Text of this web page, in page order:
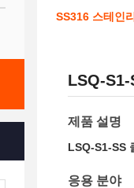
SS316 스테인
LSQ-
제품 설명
LSQ-S1-SS
응용 분야